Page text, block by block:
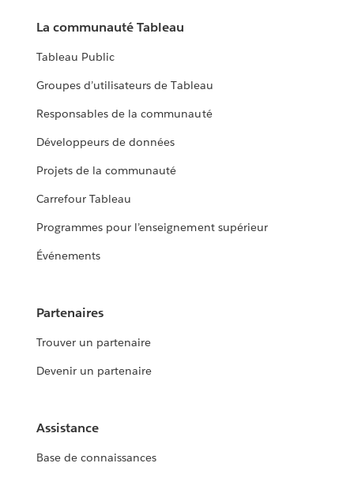
La communauté Tableau
Tableau Public
Groupes d’utilisateurs de Tableau
Responsables de la communauté
Développeurs de données
Projets de la communauté
Carrefour Tableau
Programmes pour l’enseignement supérieur
Événements
Partenaires
Trouver un partenaire
Devenir un partenaire
Assistance
Base de connaissances